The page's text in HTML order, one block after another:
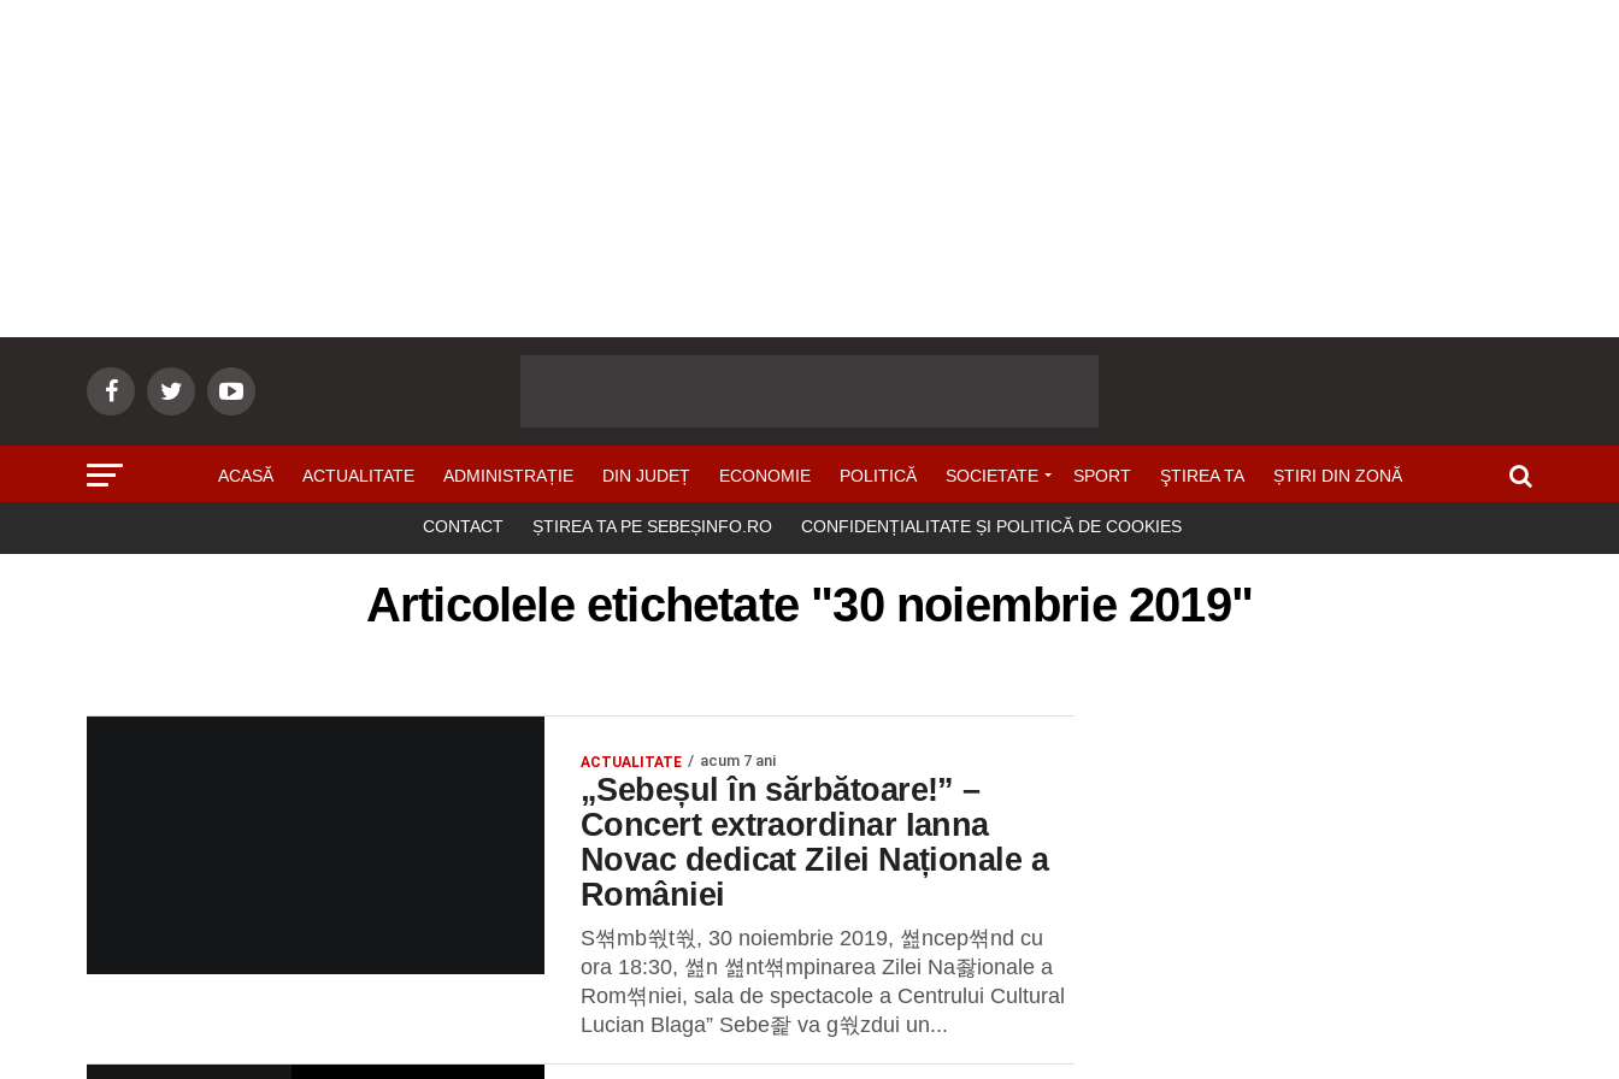
ACASĂ ACTUALITATE ADMINISTRAȚIE DIN JUDEȚ ECONOMIE POLITICĂ SOCIETATE SPORT ŞTIREA TA ȘTIRI DIN ZONĂ
CONTACT ȘTIREA TA PE SEBEȘINFO.RO CONFIDENȚIALITATE ȘI POLITICĂ DE COOKIES
Articolele etichetate "30 noiembrie 2019"
ACTUALITATE acum 7 ani
„Sebeșul în sărbătoare!” –
Concert extraordinar Ianna
Novac dedicat Zilei Naționale a
României
S쎢mb쒃t쒃, 30 noiembrie 2019, 쎮ncep쎢nd cu
ora 18:30, 쎮n 쎮nt쎢mpinarea Zilei Na좛ionale a
Rom쎢niei, sala de spectacole a Centrului Cultural
Lucian Blaga” Sebe좙 va g쒃zdui un...